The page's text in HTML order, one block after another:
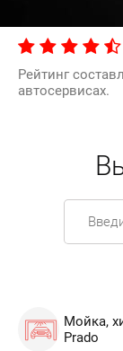
Рейтинг
автосервисах.
Мойка,
Prado